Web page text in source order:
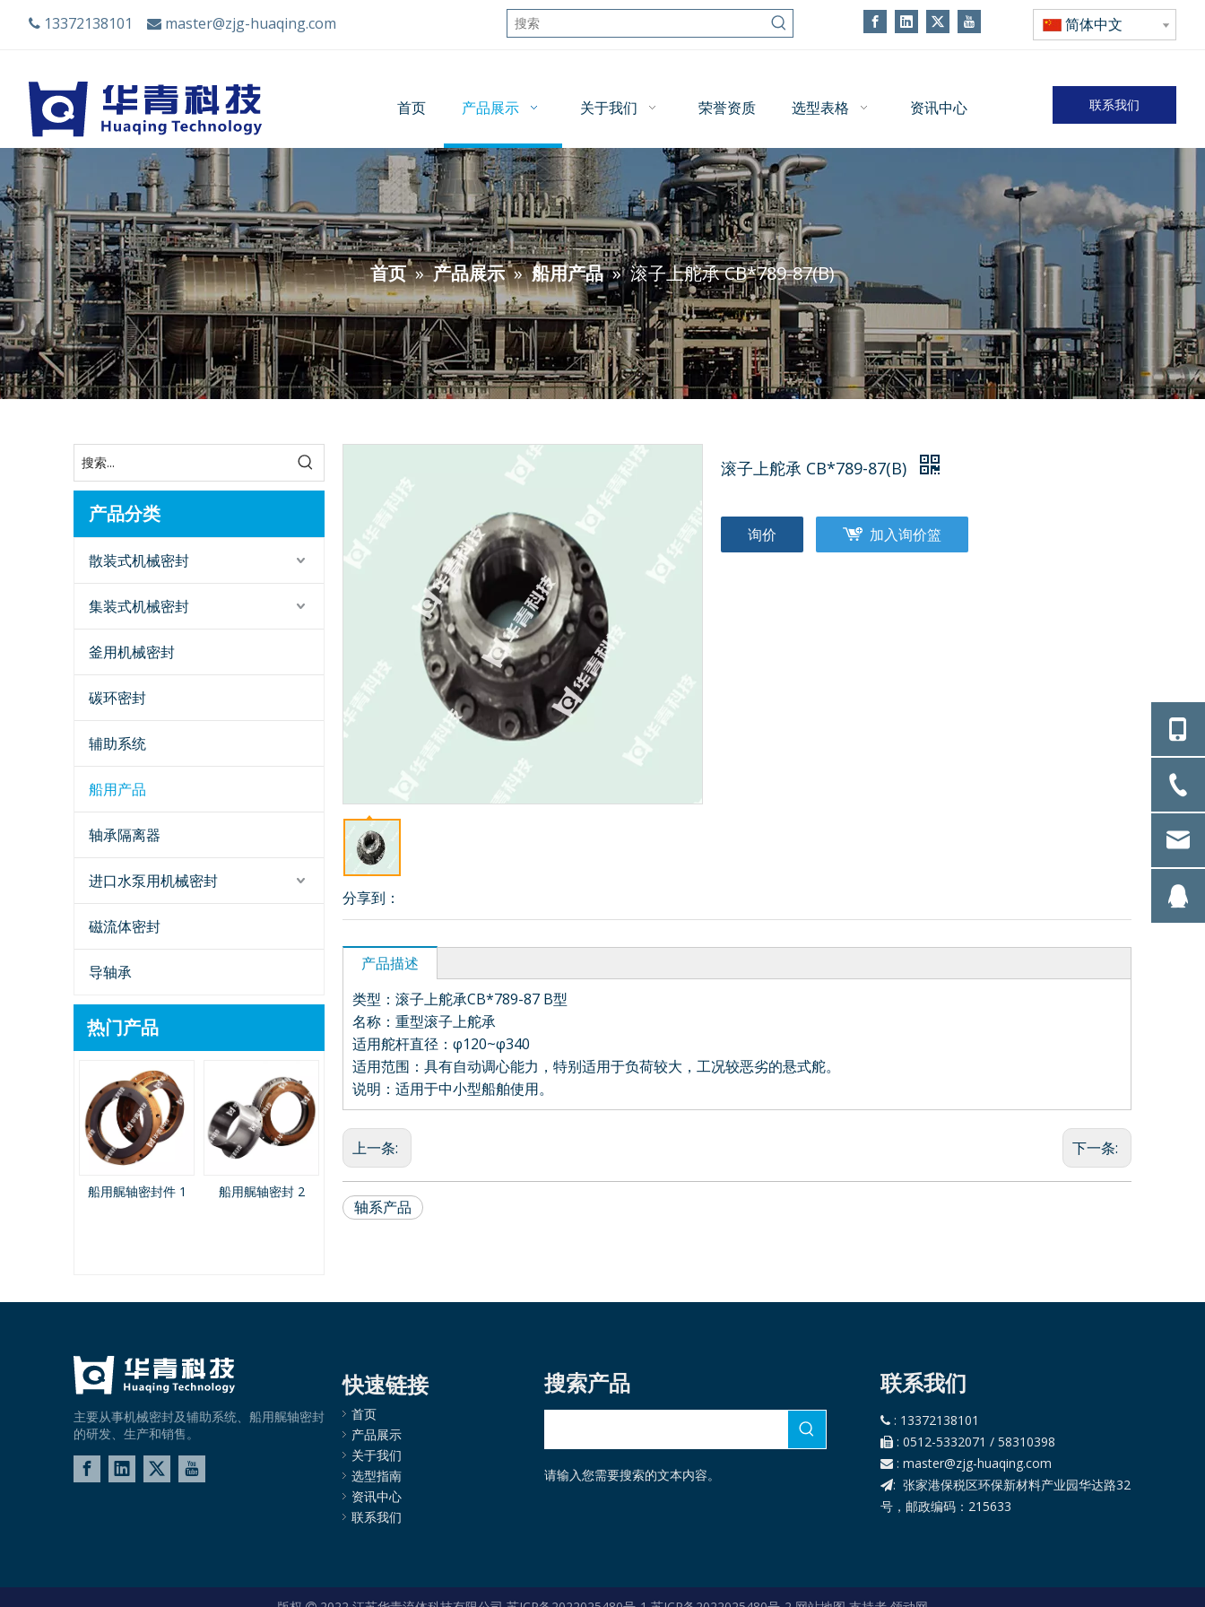
 13372138101  master@zjg-huaqing.com 简体中文
首页 产品展示 关于我们 荣誉资质 选型表格 资讯中心 联系我们
首页 »产品展示 »船用产品 »滚子上舵承 CB*789-87(B)
产品分类
散装式机械密封
集装式机械密封
釜用机械密封
碳环密封
辅助系统
船用产品
轴承隔离器
进口水泵用机械密封
磁流体密封
导轴承
热门产品
船用艉轴密封件 1 船用艉轴密封 2 同心双轴磁流体密封
分享到：
滚子上舵承 CB*789-87(B)
询价 加入询价篮
产品描述
类型：滚子上舵承CB*789-87 B型
名称：重型滚子上舵承
适用舵杆直径：φ120~φ340
适用范围：具有自动调心能力，特别适用于负荷较大，工况较恶劣的悬式舵。
说明：适用于中小型船舶使用。
上一条: 下一条:
轴系产品
主要从事机械密封及辅助系统、船用艉轴密封
的研发、生产和销售。
快速链接
首页
产品展示
关于我们
选型指南
资讯中心
联系我们
搜索产品
请输入您需要搜索的文本内容。
联系我们
 : 13372138101
 : 0512-5332071 / 58310398
 : master@zjg-huaqing.com
: 张家港保税区环保新材料产业园华达路32
号，邮政编码：215633